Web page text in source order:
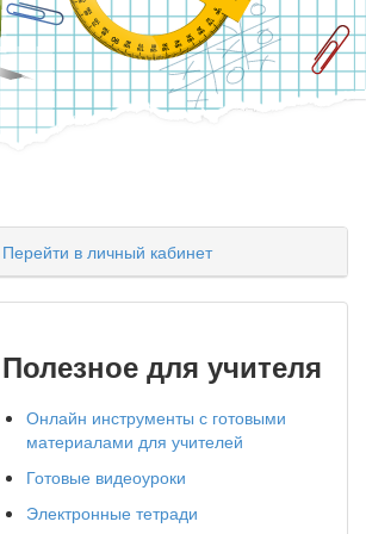
Перейти в личный кабинет
Полезное для учителя
Онлайн инструменты с готовыми
материалами для учителей
Готовые видеоуроки
Электронные тетради